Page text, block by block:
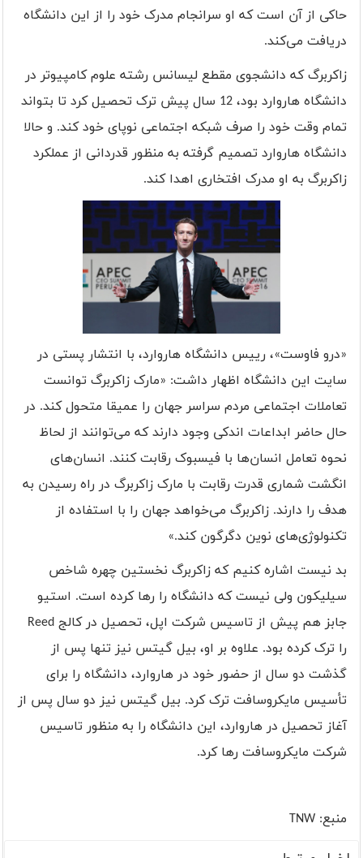
حاکی از آن است که او سرانجام مدرک خود را از این دانشگاه
دریافت می‌کند.
زاکربرگ که دانشجوی مقطع لیسانس رشته علوم کامپیوتر در
دانشگاه هاروارد بود، 12 سال پیش ترک تحصیل کرد تا بتواند
تمام وقت خود را صرف شبکه اجتماعی نوپای خود کند. و حالا
دانشگاه هاروارد تصمیم گرفته به منظور قدردانی از عملکرد
زاکربرگ به او مدرک افتخاری اهدا کند.
«درو فاوست»، رییس دانشگاه هاروارد، با انتشار پستی در
سایت این دانشگاه اظهار داشت: «مارک زاکربرگ توانست
تعاملات اجتماعی مردم سراسر جهان را عمیقا متحول کند. در
حال حاضر ابداعات اندکی وجود دارند که می‌توانند از لحاظ
نحوه تعامل انسان‌ها با فیسبوک رقابت کنند. انسان‌های
انگشت شماری قدرت رقابت با مارک زاکربرگ در راه رسیدن به
هدف را دارند. زاکربرگ می‌خواهد جهان را با استفاده از
تکنولوژی‌های نوین دگرگون کند.»
بد نیست اشاره کنیم که زاکربرگ نخستین چهره شاخص
سیلیکون ولی نیست که دانشگاه را رها کرده است. استیو
جابز هم پیش از تاسیس شرکت اپل، تحصیل در کالج Reed
را ترک کرده بود. علاوه بر او، بیل گیتس نیز تنها پس از
گذشت دو سال از حضور خود در هاروارد، دانشگاه را برای
تأسیس مایکروسافت ترک کرد. بیل گیتس نیز دو سال پس از
آغاز تحصیل در هاروارد، این دانشگاه را به منظور تاسیس
شرکت مایکروسافت رها کرد.
منبع: TNW